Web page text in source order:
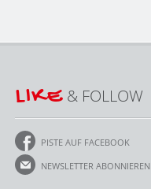
LIKE& FOLLOW
PISTE AUF FACEBOOK
NEWSLETTER ABONNIEREN